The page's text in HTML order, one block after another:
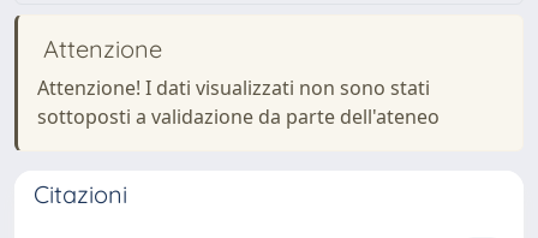
Attenzione
Attenzione! I dati visualizzati non sono stati
sottoposti a validazione da parte dell'ateneo
Citazioni